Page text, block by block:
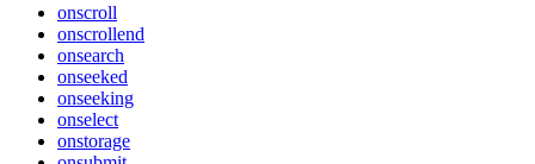
onscroll
onscrollend
onsearch
onseeked
onseeking
onselect
onstorage